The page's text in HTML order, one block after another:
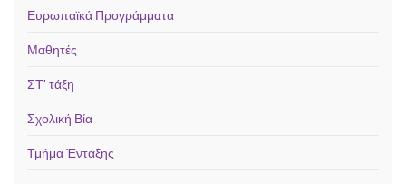
Ευρωπαϊκά Προγράμματα
Μαθητές
ΣΤ' τάξη
Σχολική Βία
Τμήμα Ένταξης